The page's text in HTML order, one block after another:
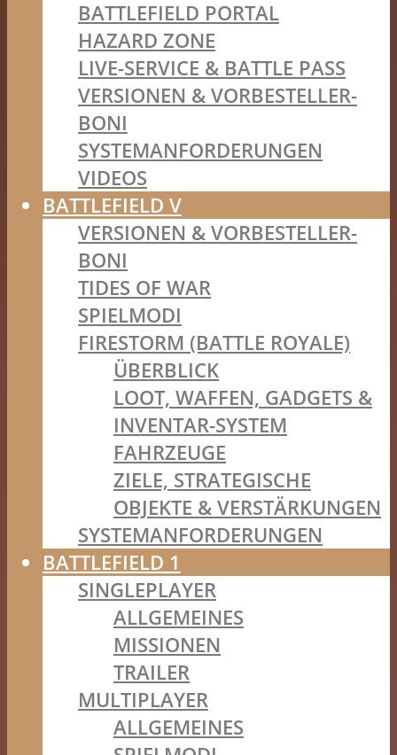
BATTLEFIELD PORTAL
HAZARD ZONE
LIVE-SERVICE & BATTLE PASS
VERSIONEN & VORBESTELLER-
BONI
SYSTEMANFORDERUNGEN
VIDEOS
BATTLEFIELD V
VERSIONEN & VORBESTELLER-
BONI
TIDES OF WAR
SPIELMODI
FIRESTORM (BATTLE ROYALE)
ÜBERBLICK
LOOT, WAFFEN, GADGETS &
INVENTAR-SYSTEM
FAHRZEUGE
ZIELE, STRATEGISCHE
OBJEKTE & VERSTÄRKUNGEN
SYSTEMANFORDERUNGEN
BATTLEFIELD 1
SINGLEPLAYER
ALLGEMEINES
MISSIONEN
TRAILER
MULTIPLAYER
ALLGEMEINES